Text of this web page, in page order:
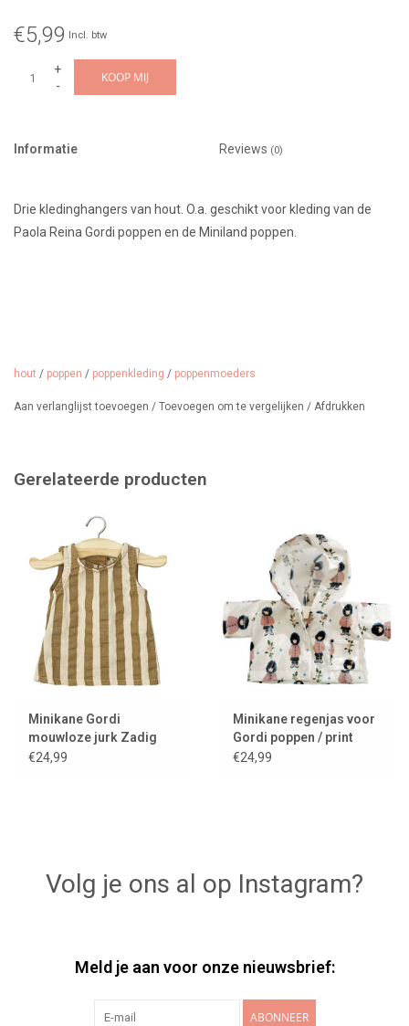
€5,99 Incl. btw
+
-
KOOP MIJ
Informatie Reviews (0)
Drie kledinghangers van hout. O.a. geschikt voor kleding van de
Paola Reina Gordi poppen en de Miniland poppen.
hout / poppen / poppenkleding / poppenmoeders
Aan verlanglijst toevoegen / Toevoegen om te vergelijken / Afdrukken
Gerelateerde producten
Minikane Gordi
mouwloze jurk Zadig
€24,99
Minikane regenjas voor
Gordi poppen / print
Jade
€24,99
Volg je ons al op Instagram?
Meld je aan voor onze nieuwsbrief:
ABONNEER